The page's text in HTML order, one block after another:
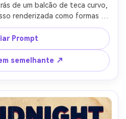
de um balcão de teca curvo,
renderizada como formas
relógio de parede estrela,
luz quente da manhã
planos, paleta silenciada de
bordas vetoriais nítidas
de impressão, sombras de
claro para um grande
do evento inferior, elegante
1950, lente de 85mm,
campo rasa-AR 4:5
Prompt
semelhante ↗